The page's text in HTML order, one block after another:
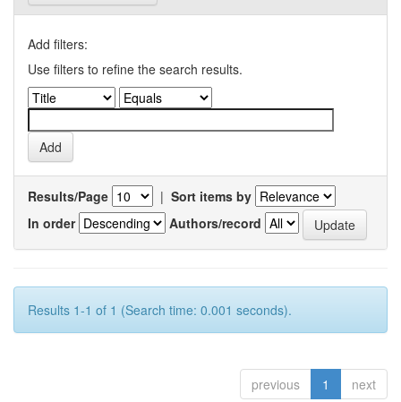
Add filters:
Use filters to refine the search results.
Results/Page | Sort items by
In order
Authors/record
Results 1-1 of 1 (Search time: 0.001 seconds).
previous 1 next